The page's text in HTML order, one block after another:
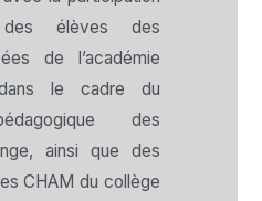
des élèves des
de l’académie
dans le cadre du
des
ainsi que des
CHAM du collège